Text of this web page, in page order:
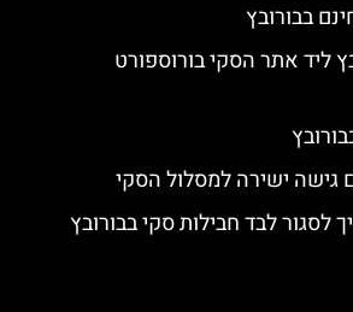
בבורובץ
ליד אתר הסקי בורוספורט
גישה ישירה למסלול הסקי
לסגור לבד חבילות סקי בבורובץ